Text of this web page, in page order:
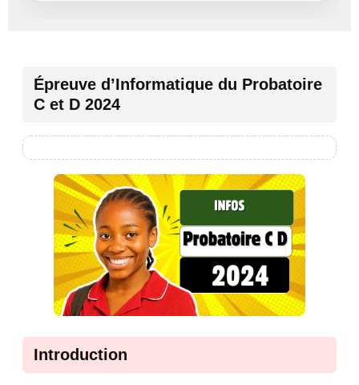
Épreuve d’Informatique du Probatoire
C et D 2024
Introduction